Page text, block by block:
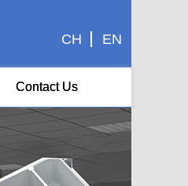
CH EN
Contact Us